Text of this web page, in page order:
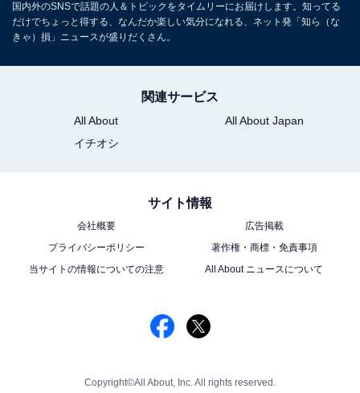
国内外のSNSで話題の人＆トピックをタイムリーにお届けします。知ってる
だけでちょっと得する、なんだか楽しい気分になれる、ネット発「知ら（な
きゃ）損」ニュースが盛りだくさん。
関連サービス
All About
All About Japan
イチオシ
サイト情報
会社概要
広告掲載
プライバシーポリシー
著作権・商標・免責事項
当サイトの情報についての注意
All About ニュースについて
Copyright©All About, Inc. All rights reserved.